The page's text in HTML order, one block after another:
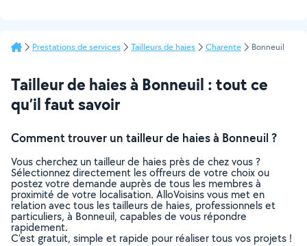
Prestations de services Tailleurs de haies Charente Bonneuil
Tailleur de haies à Bonneuil : tout ce
qu’il faut savoir
Comment trouver un tailleur de haies à Bonneuil ?
Vous cherchez un tailleur de haies près de chez vous ?
Sélectionnez directement les offreurs de votre choix ou
postez votre demande auprès de tous les membres à
proximité de votre localisation. AlloVoisins vous met en
relation avec tous les tailleurs de haies, professionnels et
particuliers, à Bonneuil, capables de vous répondre
rapidement.
C’est gratuit, simple et rapide pour réaliser tous vos projets !